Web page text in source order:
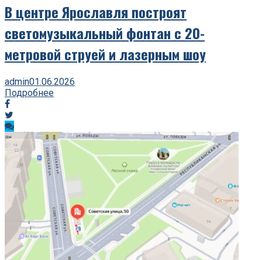
В центре Ярославля построят
светомузыкальный фонтан с 20-
метровой струей и лазерным шоу
admin01.06.2026
Подробнее